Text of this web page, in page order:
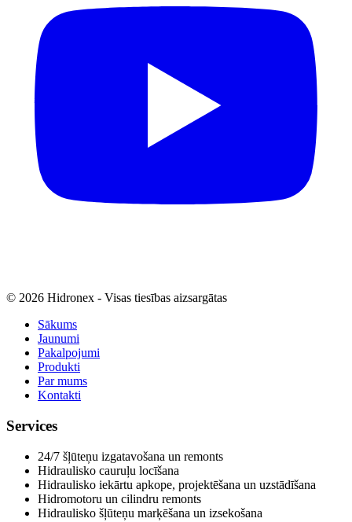
© 2026 Hidronex - Visas tiesības aizsargātas
Sākums
Jaunumi
Pakalpojumi
Produkti
Par mums
Kontakti
Services
24/7 šļūteņu izgatavošana un remonts
Hidraulisko cauruļu locīšana
Hidraulisko iekārtu apkope, projektēšana un uzstādīšana
Hidromotoru un cilindru remonts
Hidraulisko šļūteņu marķēšana un izsekošana